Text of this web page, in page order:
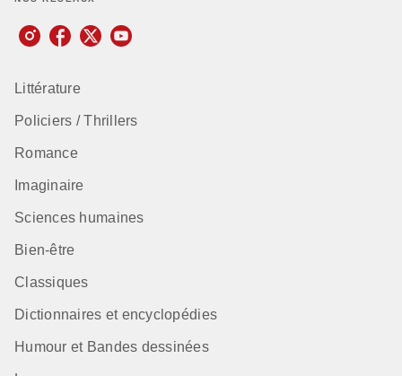
Littérature
Policiers / Thrillers
Romance
Imaginaire
Sciences humaines
Bien-être
Classiques
Dictionnaires et encyclopédies
Humour et Bandes dessinées